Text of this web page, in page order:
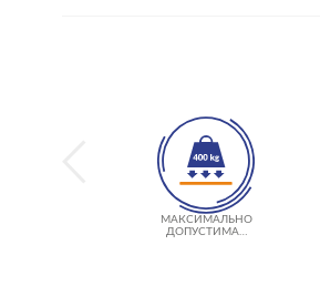
МАКСИМАЛЬНО
ДОПУСТИМАЯ